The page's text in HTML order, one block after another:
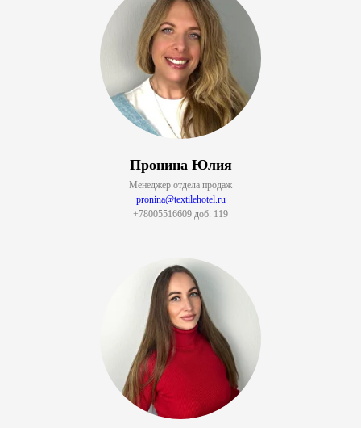
Пронина Юлия
Менеджер отдела продаж
pronina@textilehotel.ru
+78005516609 доб. 119